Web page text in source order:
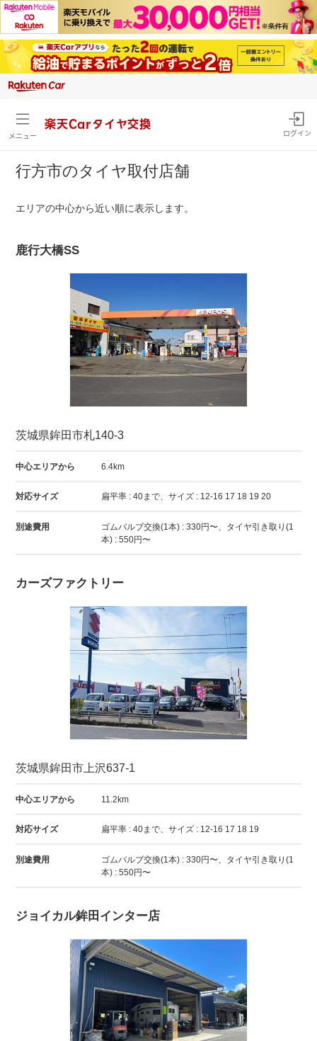
メニュー
楽天Carタイヤ交換
ログイン
行方市のタイヤ取付店舗
エリアの中心から近い順に表示します。
鹿行大橋SS
茨城県鉾田市札140-3
中心エリアから 6.4km
対応サイズ 扁平率 : 40まで、サイズ : 12-16 17 18 19 20
別途費用
ゴムバルブ交換(1本) : 330円〜、タイヤ引き取り(1
本) : 550円〜
カーズファクトリー
茨城県鉾田市上沢637-1
中心エリアから 11.2km
対応サイズ 扁平率 : 40まで、サイズ : 12-16 17 18 19
別途費用
ゴムバルブ交換(1本) : 330円〜、タイヤ引き取り(1
本) : 550円〜
ジョイカル鉾田インター店